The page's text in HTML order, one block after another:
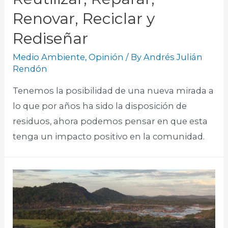
Renovar, Reciclar y
Rediseñar
Medio Ambiente,Opinión / ByAndrés Julián
Rendón
Tenemos la posibilidad de una nueva mirada a
lo que por años ha sido la disposición de
residuos, ahora podemos pensar en que esta
tenga un impacto positivo en la comunidad.